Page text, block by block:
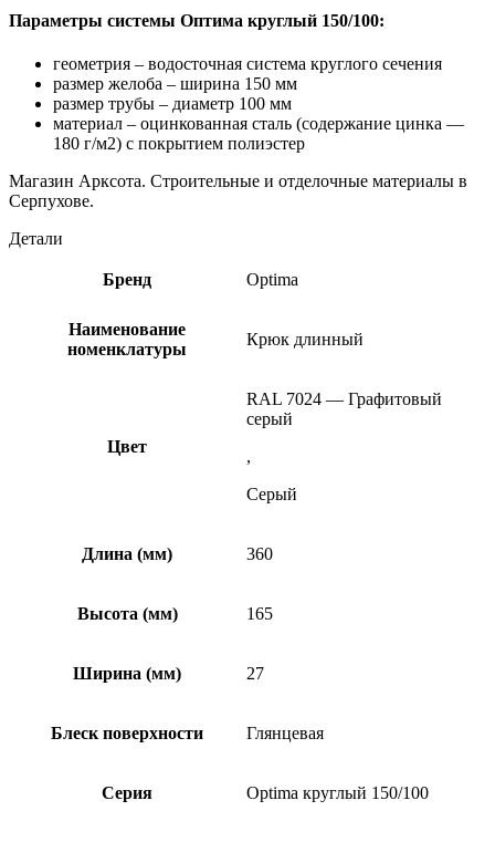
Параметры системы Оптима круглый 150/100:
геометрия – водосточная система круглого сечения
размер желоба – ширина 150 мм
размер трубы – диаметр 100 мм
материал – оцинкованная сталь (содержание цинка —
180 г/м2) с покрытием полиэстер
Магазин Арксота. Строительные и отделочные материалы в
Серпухове.
Детали
Бренд Optima
Наименование
номенклатуры
Крюк длинный
Цвет
RAL 7024 — Графитовый
серый
,
Серый
Длина (мм) 360
Высота (мм) 165
Ширина (мм) 27
Блеск поверхности Глянцевая
Серия Optima круглый 150/100